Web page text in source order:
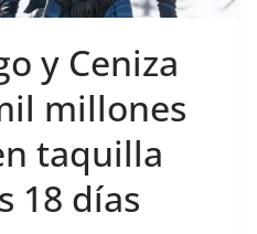
y Ceniza
millones
taquilla
18 días